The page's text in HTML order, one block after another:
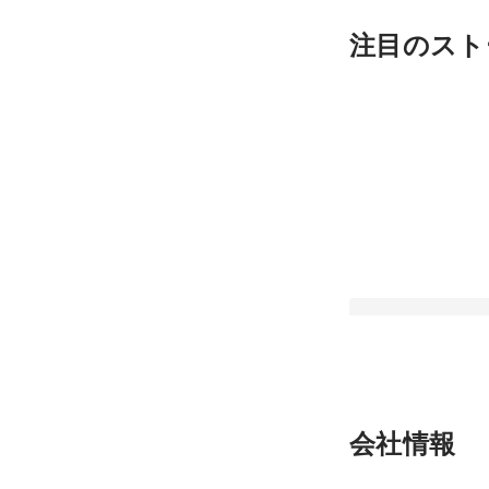
注目のス
【社長インタビュ
「ココロでつながる
会社情報